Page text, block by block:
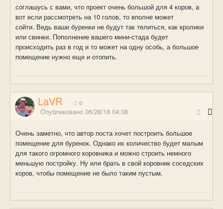
соглашусь с вами, что проект очень большой для 4 коров, а
вот если рассмотреть на 10 голов, то вполне может
сойти. Ведь ваши буренки не будут так телиться, как кролики
или свинки. Пополнение вашего мини-стада будет
происходить раз в год и то может на одну особь, а большое
помещение нужно еще и отопить.
LaVR 0
Опубликовано 06/28/18 04:38
Очень заметно, что автор поста хочет построить большое
помещение для буренок. Однако их количество будет малым
для такого огромного коровника и можно строить немного
меньшую постройку. Ну или брать в свой коровник соседских
коров, чтобы помещение не было таким пустым.